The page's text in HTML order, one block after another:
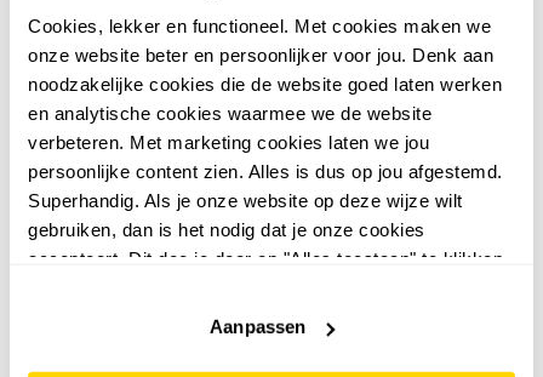
Cookies, lekker en functioneel. Met cookies maken we
onze website beter en persoonlijker voor jou. Denk aan
noodzakelijke cookies die de website goed laten werken
en analytische cookies waarmee we de website
verbeteren. Met marketing cookies laten we jou
persoonlijke content zien. Alles is dus op jou afgestemd.
Superhandig. Als je onze website op deze wijze wilt
gebruiken, dan is het nodig dat je onze cookies
accepteert. Dit doe je door op "Alles toestaan" te klikken.
website niet optimaal functioneert.
Aanpassen